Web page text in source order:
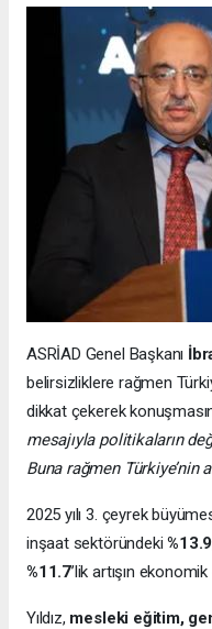
ASRİAD Genel Başkanı
belirsizliklere rağmen
dikkat çekerek
mesajıyla politikaların
Buna rağmen Türkiye’nin
2025 yılı 3. çeyrek
inşaat sektöründeki%13.9
%11.7’lik artışın
Yıldız, mesleki eğitim,